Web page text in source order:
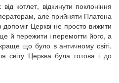
котлет, відкинути поклоніння
але прийняти Платона
допоміг Церкві не просто вижити
й пережити і перемогти його, а
що було в античному світі.
світу Церква була готова і до